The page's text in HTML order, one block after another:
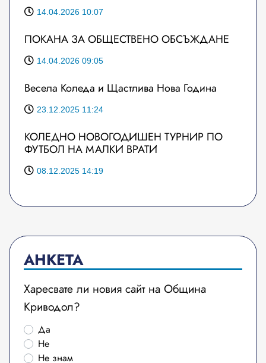
14.04.2026 10:07
ПОКАНА ЗА ОБЩЕСТВЕНО ОБСЪЖДАНЕ
14.04.2026 09:05
Весела Коледа и Щастлива Нова Година
23.12.2025 11:24
КОЛЕДНО НОВОГОДИШЕН ТУРНИР ПО
ФУТБОЛ НА МАЛКИ ВРАТИ
08.12.2025 14:19
АНКЕТА
Харесвате ли новия сайт на Община
Криводол?
Да
Не
Не знам